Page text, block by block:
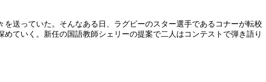
送っていた。そんなある日、ラグビーのスター選手であるコナーが転校
ていく。新任の国語教師シェリーの提案で二人はコンテストで弾き語り